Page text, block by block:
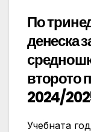
По
денеска
второто
2024/
Учебната